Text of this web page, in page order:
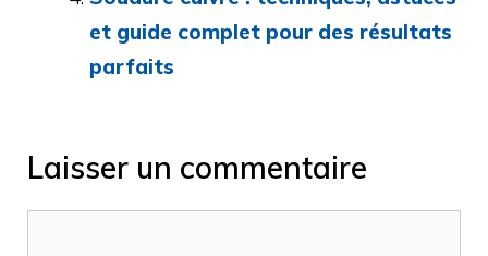
et guide complet pour des résultats
parfaits
Laisser un commentaire